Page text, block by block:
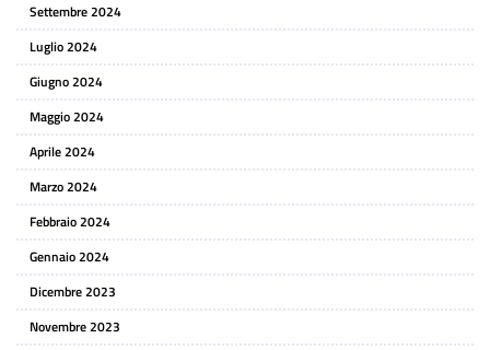
Settembre 2024
Luglio 2024
Giugno 2024
Maggio 2024
Aprile 2024
Marzo 2024
Febbraio 2024
Gennaio 2024
Dicembre 2023
Novembre 2023